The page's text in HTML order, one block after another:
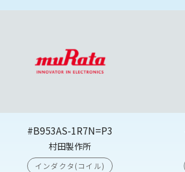
#B953AS-1R7N=P3
村田製作所
インダクタ(コイル)